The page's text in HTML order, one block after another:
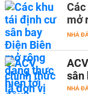
mở
NHÀ
sân
NHÀ